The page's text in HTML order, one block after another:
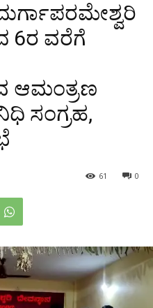
6ರ ವರೆಗೆ
ಆಮಂತ್ರಣ
ಸಂಗ್ರಹ,
0
61